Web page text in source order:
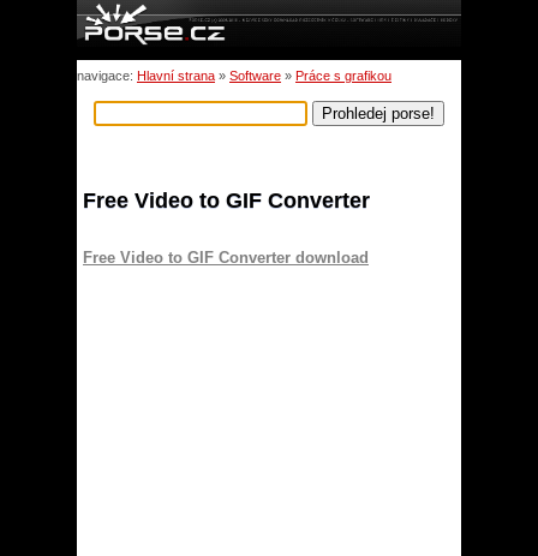
navigace: Hlavní strana » Software » Práce s grafikou
Free Video to GIF Converter
Free Video to GIF Converter download